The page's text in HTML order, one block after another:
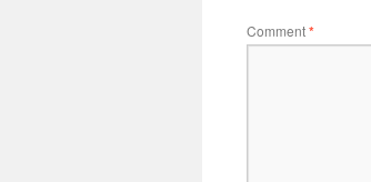
Comment*